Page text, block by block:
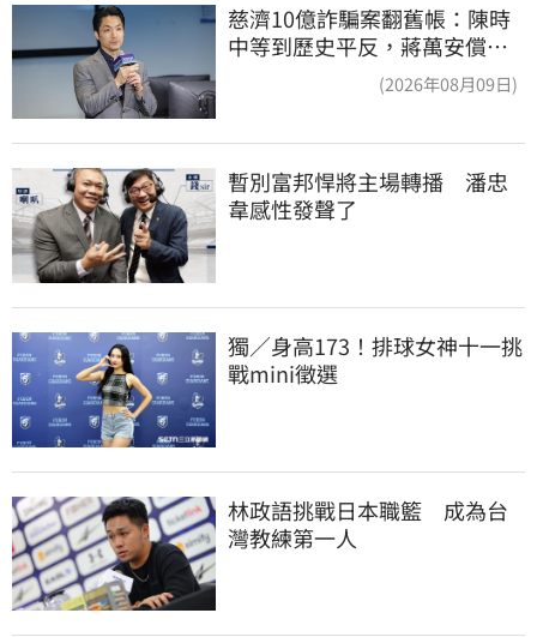
慈濟10億詐騙案翻舊帳：陳時
中等到歷史平反，蔣萬安償還
(2026年08月09日)
暫別富邦悍將主場轉播　潘忠
韋感性發聲了
獨／身高173！排球女神十一挑
戰mini徵選
林政語挑戰日本職籃　成為台
灣教練第一人